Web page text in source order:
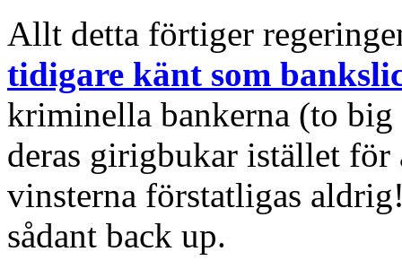
Allt detta förtiger
tidigare känt som
kriminella bankerna (to
deras girigbukar istället
vinsterna förstatligas
sådant back up.